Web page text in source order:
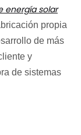
energía solar
propia
de más
y
de sistemas